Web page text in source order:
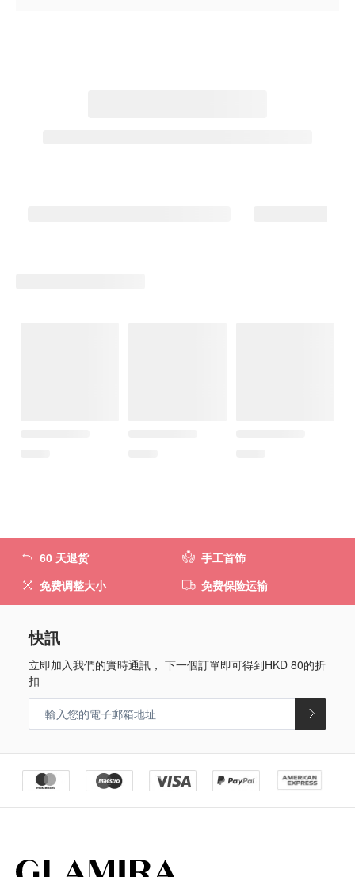
60 天退货
免费调整大小
手工首饰
免费保险运输
快訊
立即加入我們的實時通訊， 下一個訂單即可得到HKD 80的折
扣